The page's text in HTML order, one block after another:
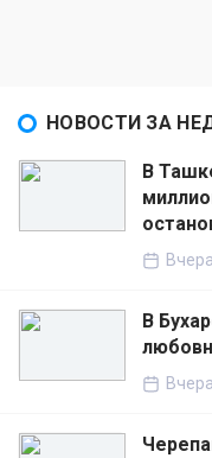
НОВОСТИ ЗА
В
В